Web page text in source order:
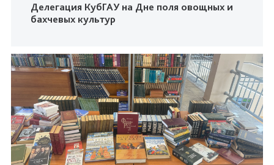
Делегация КубГАУ на Дне поля овощных и
бахчевых культур